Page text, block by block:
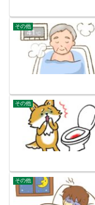
その他
その他
その他